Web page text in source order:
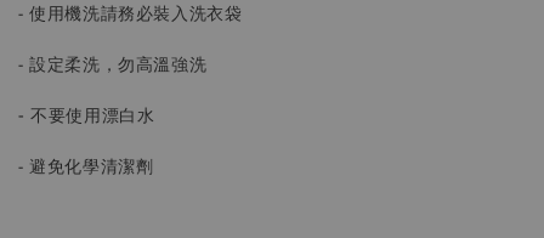
- 使用機洗請務必裝入洗衣袋
- 設定柔洗，勿高溫強洗
-不要使用漂白水
- 避免化學清潔劑